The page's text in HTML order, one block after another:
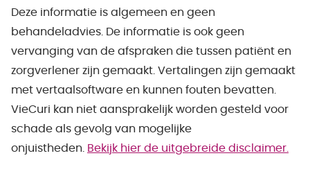
Deze informatie is algemeen en geen
behandeladvies. De informatie is ook geen
vervanging van de afspraken die tussen patiënt en
zorgverlener zijn gemaakt. Vertalingen zijn gemaakt
met vertaalsoftware en kunnen fouten bevatten.
VieCuri kan niet aansprakelijk worden gesteld voor
schade als gevolg van mogelijke
onjuistheden.
Bekijk hier de uitgebreide disclaimer.